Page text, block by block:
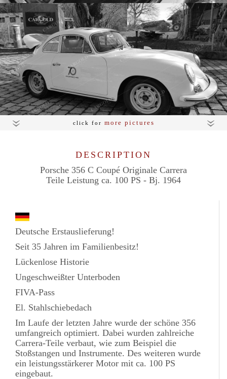
click for more pictures
DESCRIPTION
Porsche 356 C Coupé Originale Carrera
Teile Leistung ca. 100 PS - Bj. 1964
Deutsche Erstauslieferung!
Seit 35 Jahren im Familienbesitz!
Lückenlose Historie
Ungeschweißter Unterboden
FIVA-Pass
El. Stahlschiebedach
Im Laufe der letzten Jahre wurde der schöne 356
umfangreich optimiert. Dabei wurden zahlreiche
Carrera-Teile verbaut, wie zum Beispiel die
Stoßstangen und Instrumente. Des weiteren wurde
ein leistungsstärkerer Motor mit ca. 100 PS
eingebaut.